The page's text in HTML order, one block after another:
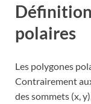
polaires
Les polygones
Contrairement
des sommets (x,